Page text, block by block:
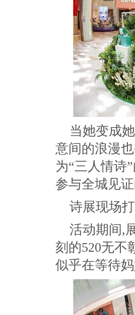
当她变成
意间的浪漫
为“三人情诗
参与全城见证
诗展现场
活动期间,
刻的520无不
似乎在等待